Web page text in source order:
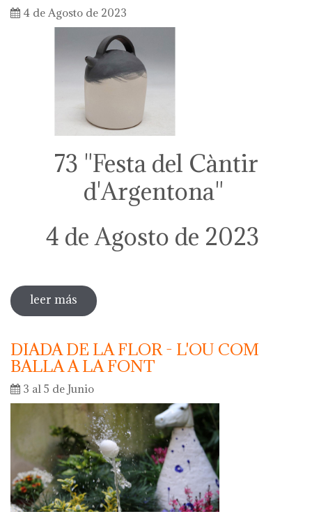
4 de Agosto de 2023
73 "Festa del Càntir
d'Argentona"
4 de Agosto de 2023
leer más sobre 73 "festa del càntir"
DIADA DE LA FLOR - L'OU COM
BALLA A LA FONT
3 al 5 de Junio